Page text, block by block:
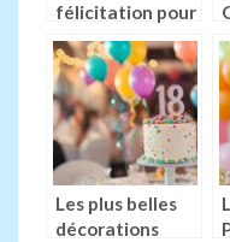
félicitation pour
une naissance :
Les mots justes
pour célébrer
l’arrivée de bébé
Les plus belles
décorations